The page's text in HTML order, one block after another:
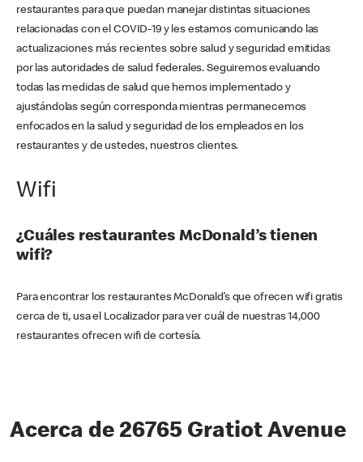
restaurantes para que puedan manejar distintas situaciones
relacionadas con el COVID-19 y les estamos comunicando las
actualizaciones más recientes sobre salud y seguridad emitidas
por las autoridades de salud federales. Seguiremos evaluando
todas las medidas de salud que hemos implementado y
ajustándolas según corresponda mientras permanecemos
enfocados en la salud y seguridad de los empleados en los
restaurantes y de ustedes, nuestros clientes.
Wifi
¿Cuáles restaurantes McDonald’s tienen
wifi?
Para encontrar los restaurantes McDonald’s que ofrecen wifi gratis
cerca de ti, usa el Localizador para ver cuál de nuestras 14,000
restaurantes ofrecen wifi de cortesía.
Acerca de 26765 Gratiot Avenue